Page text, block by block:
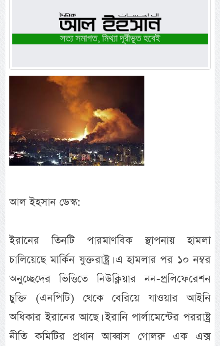
আল ইহসান ডেস্ক:
ইরানের তিনটি পারমাণবিক স্থাপনায় হামলা
চালিয়েছে মার্কিন যুক্তরাষ্ট্র। এ হামলার পর ১০ নম্বর
অনুচ্ছেদের ভিত্তিতে নিউক্লিয়ার নন-প্রলিফেরেশন
চুক্তি (এনপিটি) থেকে বেরিয়ে যাওয়ার আইনি
অধিকার ইরানের আছে। ইরানি পার্লামেন্টের পররাষ্ট্র
নীতি কমিটির প্রধান আব্বাস গোলরু এক এক্স